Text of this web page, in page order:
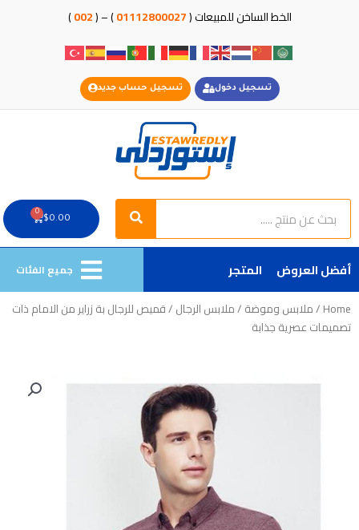
الخط الساخن للمبيعات (01112800027
) – (
002
)
تسجيل دخول تسجيل حساب جديد
Search
Search
$0.00
0
Cart
أفضل العروض المتجر جميع الفئات
Home
/ملابس وموضة /ملابس الرجال / قميص للرجال بة زراير من الامام ذات
تصميمات عصرية جذابة